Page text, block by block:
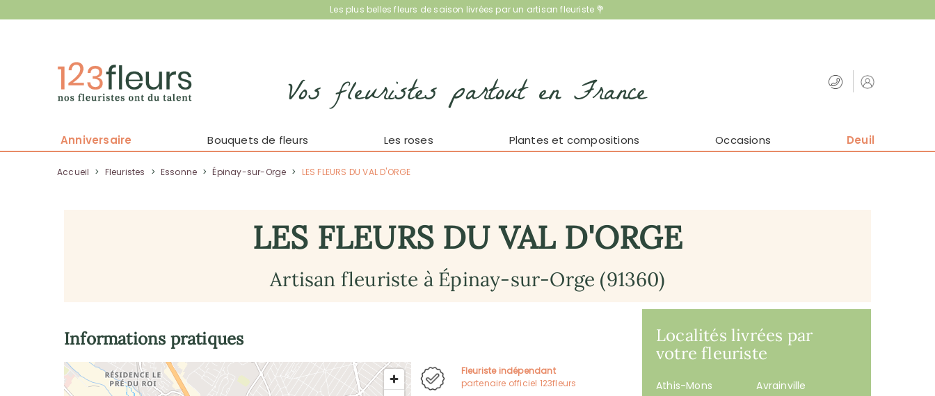
Les plus belles fleurs de saison livrées par un artisan fleuriste 💐
Vos fleuristes partout en France
Anniversaire Bouquets de fleurs Les roses Plantes et compositions Occasions Deuil
Accueil > Fleuristes > Essonne > Épinay-sur-Orge > LES FLEURS DU VAL D'ORGE
LES FLEURS DU VAL D'ORGE
Artisan fleuriste à Épinay-sur-Orge (91360)
Localités livrées par
votre fleuriste
Athis-Mons
Avrainville
Fleuriste indépendant
partenaire officiel 123fleurs
Informations pratiques